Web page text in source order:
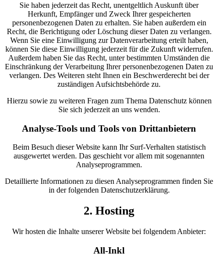
Sie haben jederzeit das Recht, unentgeltlich Auskunft über
Herkunft, Empfänger und Zweck Ihrer gespeicherten
personenbezogenen Daten zu erhalten. Sie haben außerdem ein
Recht, die Berichtigung oder Löschung dieser Daten zu verlangen.
Wenn Sie eine Einwilligung zur Datenverarbeitung erteilt haben,
können Sie diese Einwilligung jederzeit für die Zukunft widerrufen.
Außerdem haben Sie das Recht, unter bestimmten Umständen die
Einschränkung der Verarbeitung Ihrer personenbezogenen Daten zu
verlangen. Des Weiteren steht Ihnen ein Beschwerderecht bei der
zuständigen Aufsichtsbehörde zu.
Hierzu sowie zu weiteren Fragen zum Thema Datenschutz können
Sie sich jederzeit an uns wenden.
Analyse-Tools und Tools von Dritt­anbietern
Beim Besuch dieser Website kann Ihr Surf-Verhalten statistisch
ausgewertet werden. Das geschieht vor allem mit sogenannten
Analyseprogrammen.
Detaillierte Informationen zu diesen Analyseprogrammen finden Sie
in der folgenden Datenschutzerklärung.
2. Hosting
Wir hosten die Inhalte unserer Website bei folgendem Anbieter:
All-Inkl